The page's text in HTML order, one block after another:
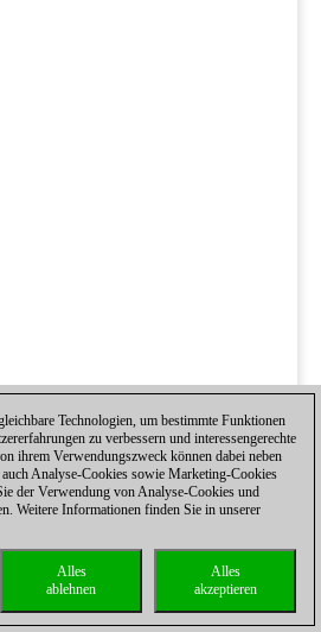
Technologien, um bestimmte Funktionen
zu verbessern und interessengerechte
ihrem Verwendungszweck können dabei neben
Analyse-Cookies sowie Marketing-Cookies
der Verwendung von Analyse-Cookies und
Weitere Informationen finden Sie in unserer
Alles
akzeptieren
Alles
ablehnen